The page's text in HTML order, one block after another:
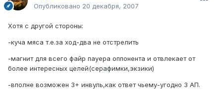
Опубликовано 20 декабря, 2007
Хотя с другой стороны:
-куча мяса т.е.за ход-два не отстрелить
-магнит для всего файр пауера оппонента и отвлекает от
более интересных целей(серафимки,экзики)
-вполне возможен 3+ инвуль,как ответ чьему-угодно 3 АП.